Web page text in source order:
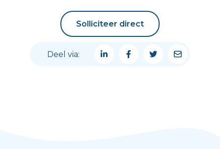
Solliciteer direct
Solliciteer direct
Deel via: